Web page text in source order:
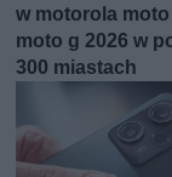
w motorola
moto g 2026 w
300 miastach